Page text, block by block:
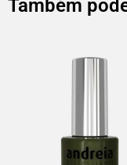
Também